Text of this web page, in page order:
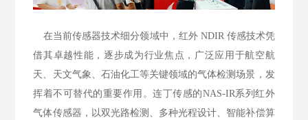
在当前传感器技术细分领域中，红外 NDIR 传感技术凭
借其卓越性能，逐步成为行业焦点，广泛应用于航空航
天、天文气象、石油化工等关键领域的气体检测场景，发
挥着不可替代的重要作用。连丁传感的NAS-IR系列红外
气体传感器，以双光路检测、多种光程设计、智能补偿算